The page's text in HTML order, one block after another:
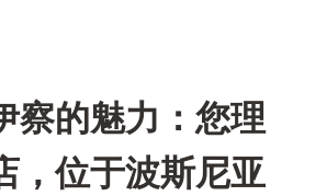
察的魅力：您理
，位于波斯尼亚